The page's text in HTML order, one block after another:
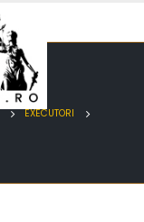
EXECUTORI